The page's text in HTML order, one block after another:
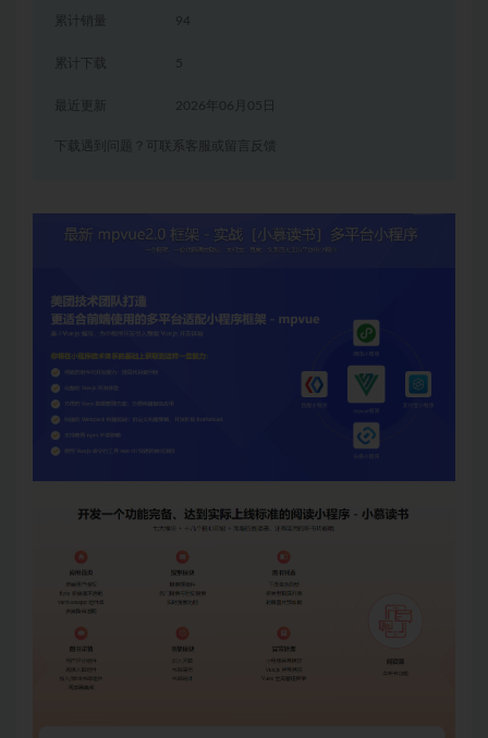
累计销量 94
累计下载 5
2026年06月05日
下载遇到问题？可联系客服或留言反馈